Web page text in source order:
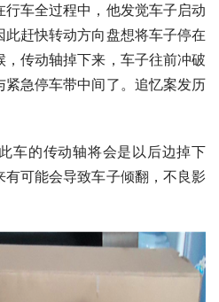
车全过程中，他发觉车子启动
赶快转动方向盘想将车子停在
传动轴掉下来，车子往前冲破
急停车带中间了。追忆案发历
的传动轴将会是以后边掉下
可能会导致车子倾翻，不良影